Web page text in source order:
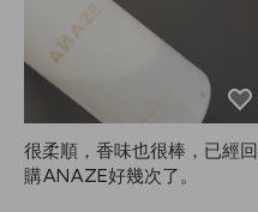
很柔順，香味也很棒，已經回
購ANAZE好幾次了。